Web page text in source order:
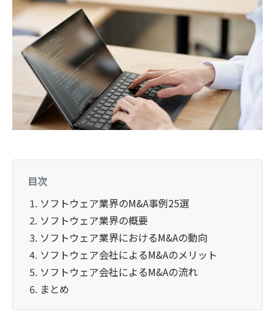
目次
ソフトウェア業界のM&A事例25選
ソフトウェア業界の概要
ソフトウェア業界におけるM&Aの動向
ソフトウェア会社によるM&Aのメリット
ソフトウェア会社によるM&Aの流れ
まとめ